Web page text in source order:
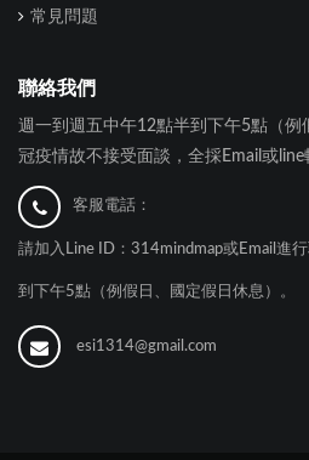
常見問題
聯絡我們
週一到週五中午12點半到下午5點（
冠疫情故不接受面談，全採Email或line
客服電話：
請加入Line ID：314mindmap或Email進
到下午5點（例假日、國定假日休息）。
esi1314@gmail.com